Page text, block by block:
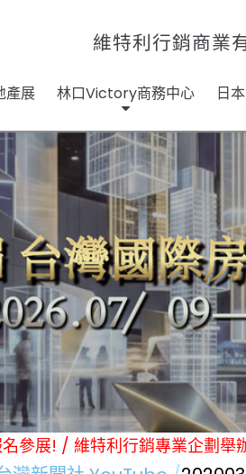
維特利行銷商業
產展 林口Victory商務中心 日
/ 維特利行銷專業企劃舉